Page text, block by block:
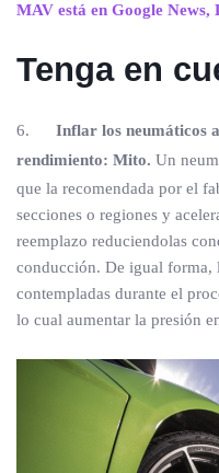
MAV está en Google News,
Tenga en
6. Inflar los neumáticos
rendimiento: Mito. Un
que la recomendada por el
secciones o regiones y
reemplazo reduciendolas
conducción. De igual forma,
contempladas durante el
lo cual aumentar la presión